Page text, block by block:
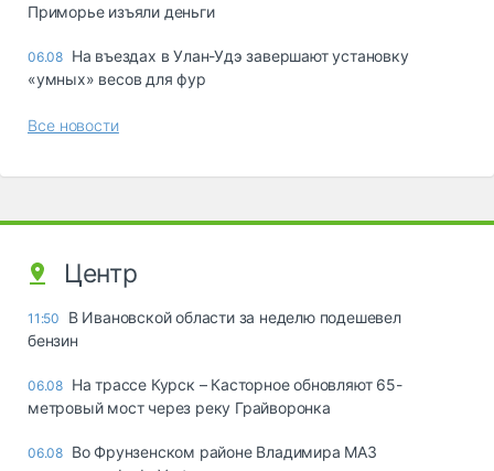
Приморье изъяли деньги
06.08 Ha въeздax в Улaн-Удэ зaвepшaют ycтaнoвкy
«yмныx» вecoв для фyp
Все новости
Центр
11:50
В Ивановской области за неделю подешевел
бензин
06.08 На трассе Курск – Касторное обновляют 65-
метровый мост через реку Грайворонка
06.08 Во Фрунзенском районе Владимира МАЗ